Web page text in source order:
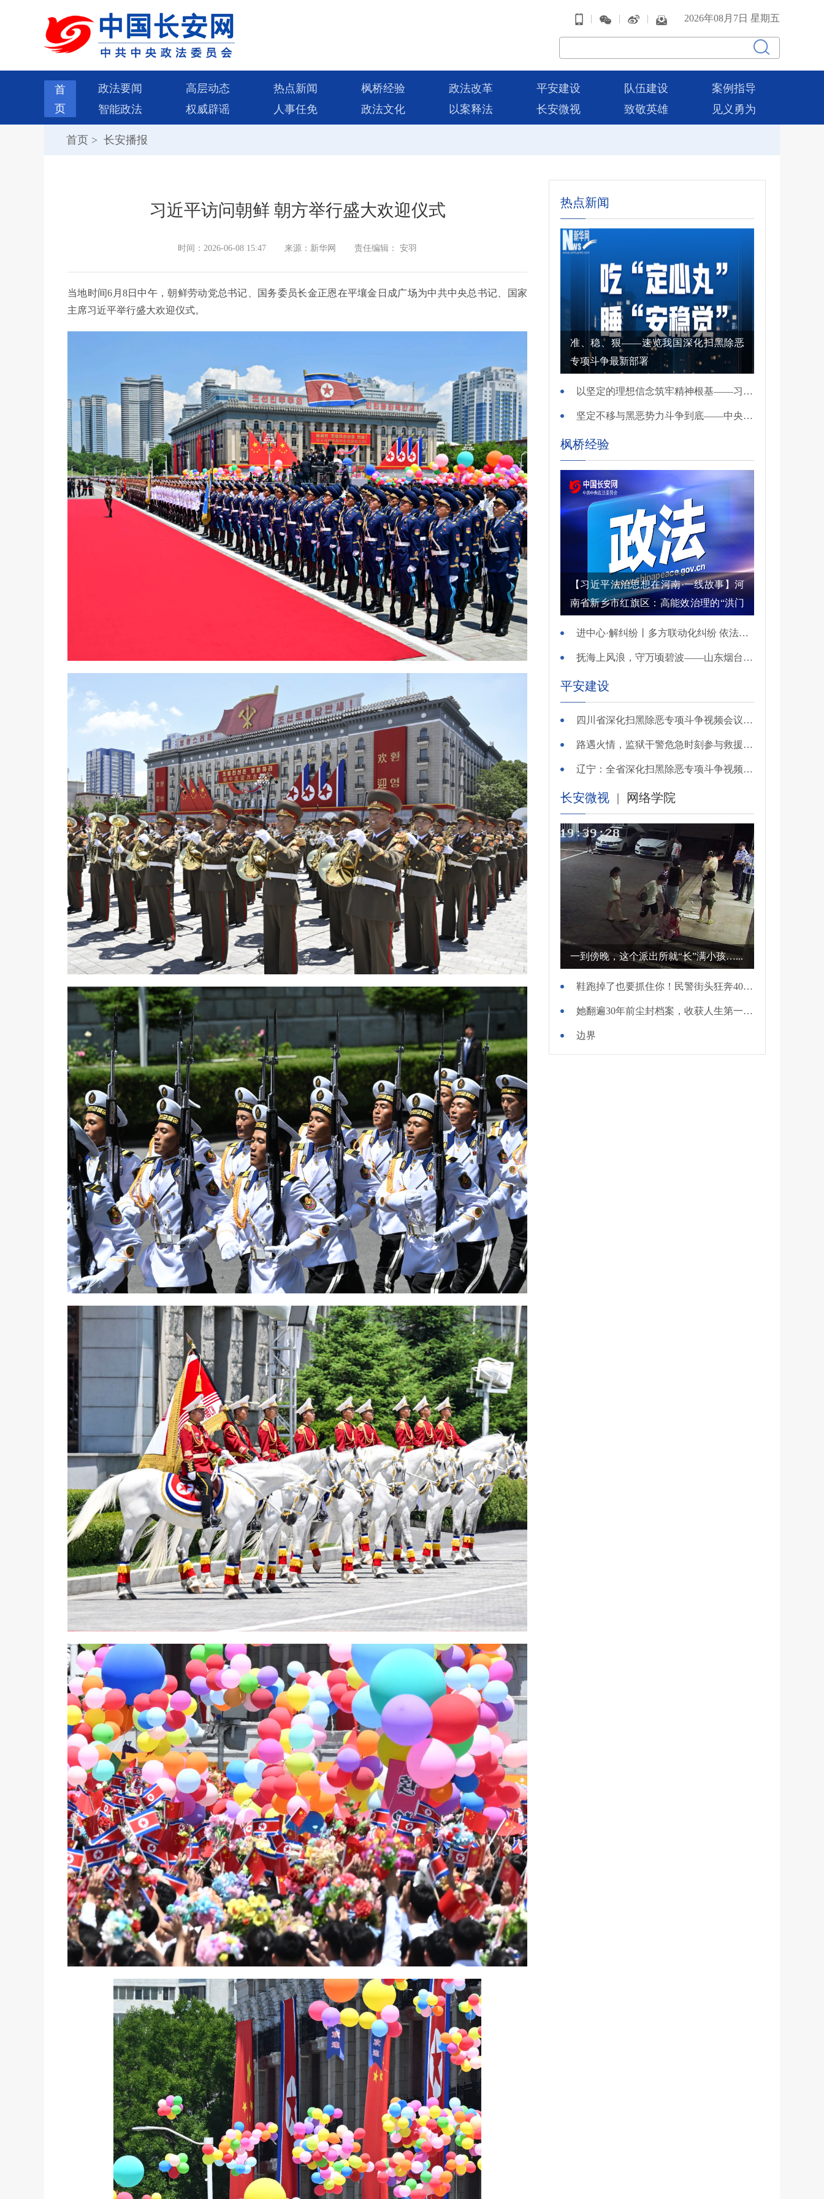
| | | 2026年08月7日 星期五
首
页
政法要闻 高层动态 热点新闻 枫桥经验 政法改革 平安建设 队伍建设
案例指导
智能政法
权威辟谣 人事任免 政法文化 以案释法 长安微视 致敬英雄 见义勇为
首页 > 长安播报
习近平访问朝鲜 朝方举行盛大欢迎仪式
时间：2026-06-08 15:47 来源：新华网 责任编辑： 安羽
当地时间6月8日中午，朝鲜劳动党总书记、国务委员长金正恩在平壤金日成广场为中共中央总书记、国家
主席习近平举行盛大欢迎仪式。
热点新闻
准、稳、狠——速览我国深化扫黑除恶
专项斗争最新部署
以坚定的理想信念筑牢精神根基——习近平党建思想理论品格系列述评之一
坚定不移与黑恶势力斗争到底——中央政法委负责同志就开展深化扫黑除恶专项斗争有关问题答记者问
枫桥经验
【习近平法治思想在河南·一线故事】河
南省新乡市红旗区：高能效治理的“洪门
进中心·解纠纷丨多方联动化纠纷 依法调解护农耕
抚海上风浪，守万顷碧波——山东烟台把矛盾化解在微澜未起时
平安建设
四川省深化扫黑除恶专项斗争视频会议召开 于立军出席并讲话
路遇火情，监狱干警危急时刻参与救援显身手！
辽宁：全省深化扫黑除恶专项斗争视频会议召开
长安微视 | 网络学院
一到傍晚，这个派出所就“长”满小孩…...
鞋跑掉了也要抓住你！民警街头狂奔400米擒贼
她翻遍30年前尘封档案，收获人生第一面锦旗
边界